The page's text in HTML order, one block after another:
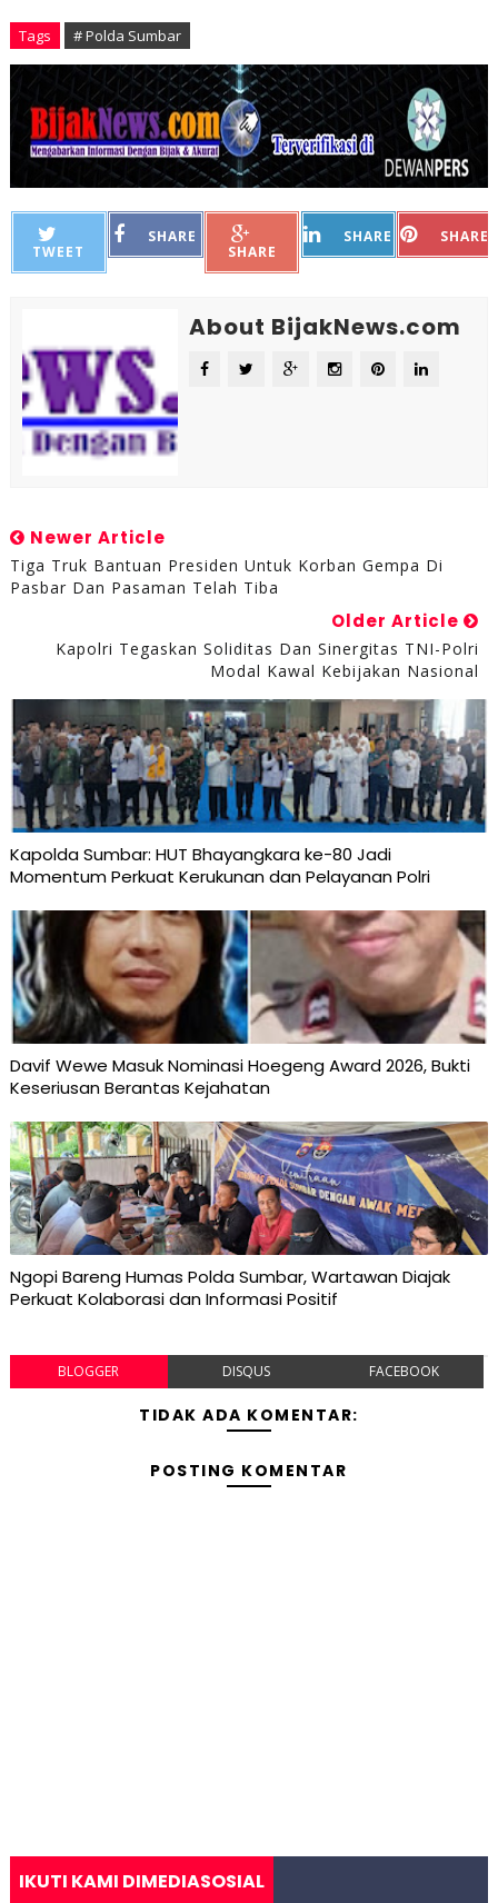
Tags # Polda Sumbar
TWEET
SHARE
SHARE
SHARE SHARE
About BijakNews.com
Newer Article
Tiga Truk Bantuan Presiden Untuk Korban Gempa Di
Pasbar Dan Pasaman Telah Tiba
Older Article
Kapolri Tegaskan Soliditas Dan Sinergitas TNI-Polri
Modal Kawal Kebijakan Nasional
Kapolda Sumbar: HUT Bhayangkara ke-80 Jadi
Momentum Perkuat Kerukunan dan Pelayanan Polri
Davif Wewe Masuk Nominasi Hoegeng Award 2026, Bukti
Keseriusan Berantas Kejahatan
Ngopi Bareng Humas Polda Sumbar, Wartawan Diajak
Perkuat Kolaborasi dan Informasi Positif
BLOGGER DISQUS FACEBOOK
TIDAK ADA KOMENTAR:
POSTING KOMENTAR
IKUTI KAMI DIMEDIASOSIAL